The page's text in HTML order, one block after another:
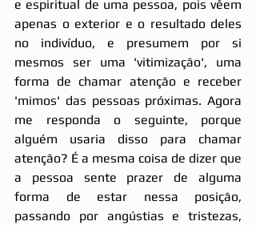
e espiritual de uma pessoa, pois vêem
apenas o exterior e o resultado deles
no indivíduo, e presumem por si
mesmos ser uma 'vitimização', uma
forma de chamar atenção e receber
'mimos' das pessoas próximas. Agora
me responda o seguinte, porque
alguém usaria disso para chamar
atenção? É a mesma coisa de dizer que
a pessoa sente prazer de alguma
forma de estar nessa posição,
passando por angústias e tristezas,